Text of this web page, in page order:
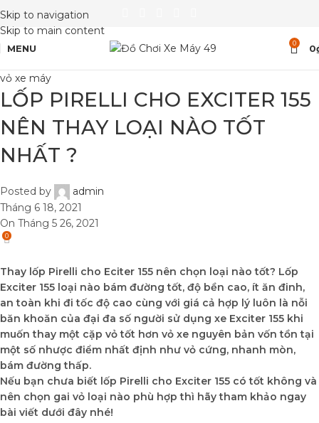
Skip to navigation
Skip to main content
MENU 0 0
vỏ xe máy
LỐP PIRELLI CHO EXCITER 155
NÊN THAY LOẠI NÀO TỐT
NHẤT ?
Posted by
admin
Tháng 6 18, 2021
On Tháng 5 26, 2021
0
Thay lốp Pirelli cho Eciter 155 nên chọn loại nào tốt? Lốp
Exciter 155 loại nào bám đường tốt, độ bền cao, ít ăn đinh,
an toàn khi đi tốc độ cao cùng với giá cả hợp lý luôn là nỗi
băn khoăn của đại đa số người sử dụng xe Exciter 155 khi
muốn thay một cặp vỏ tốt hơn vỏ xe nguyên bản vốn tồn tại
một số nhược điểm nhất định như vỏ cứng, nhanh mòn,
bám đường thấp.
Nếu bạn chưa biết lốp Pirelli cho Exciter 155 có tốt không và
nên chọn gai vỏ loại nào phù hợp thì hãy tham khảo ngay
bài viết dưới đây nhé!